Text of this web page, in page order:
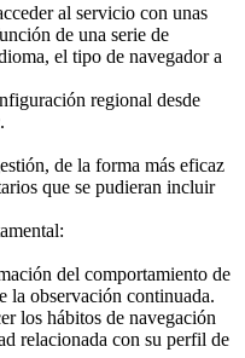
al servicio con unas
de una serie de
el tipo de navegador a
regional desde
de la forma más eficaz
que se pudieran incluir
del comportamiento de
la observación continuada.
los hábitos de navegación
relacionada con su perfil de